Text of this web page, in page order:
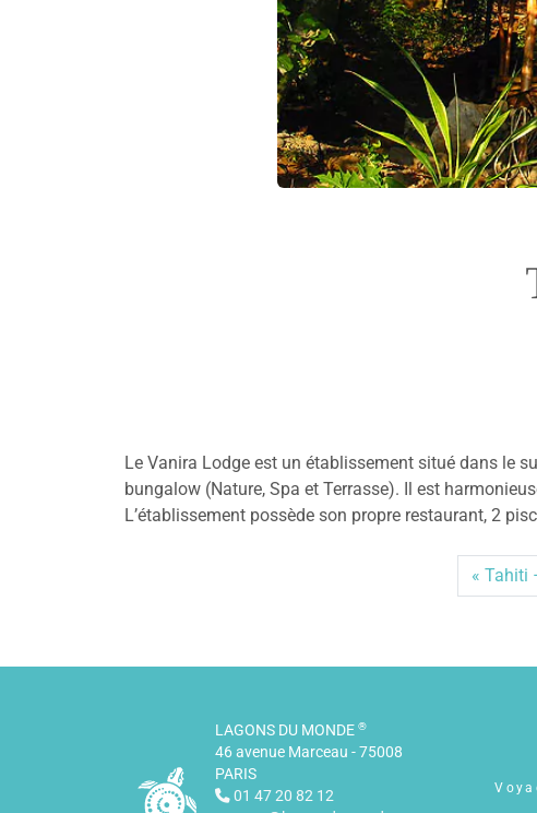
Le Vanira Lodge est un établissement situé dans le
bungalow (Nature, Spa et Terrasse). Il est
L’établissement possède son propre restaurant, 2
Tahiti
LAGONS DU MONDE®
46 avenue Marceau - 75008
PARIS
01 47 20 82 12